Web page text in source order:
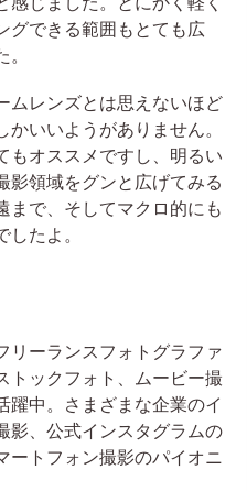
グできる範囲もとても広
ムレンズとは思えないほど
いいようがありません。
もオススメですし、明るい
影領域をグンと広げてみる
まで、そしてマクロ的にも
たよ。
リーランスフォトグラファ
トックフォト、ムービー撮
躍中。さまざまな企業のイ
影、公式インスタグラムの
ートフォン撮影のパイオニ